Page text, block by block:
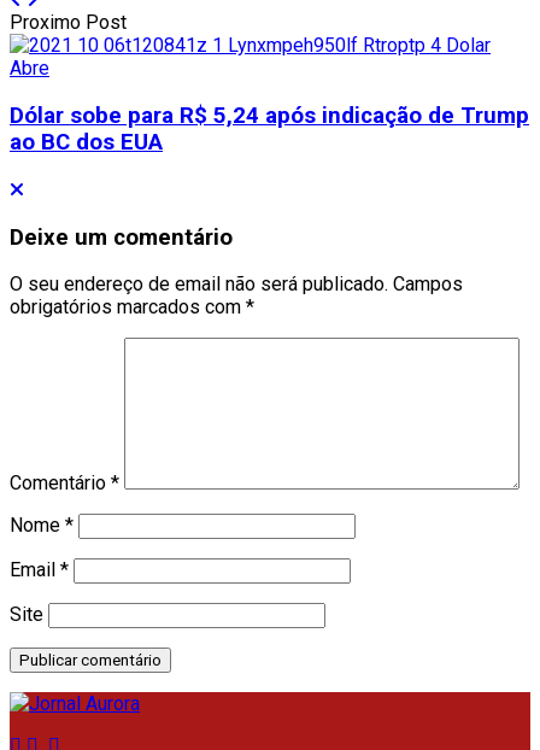
Proximo Post
Dólar sobe para R$ 5,24 após indicação de Trump
ao BC dos EUA
Deixe um comentário
O seu endereço de email não será publicado. Campos
obrigatórios marcados com *
Comentário *
Nome *
Email *
Site